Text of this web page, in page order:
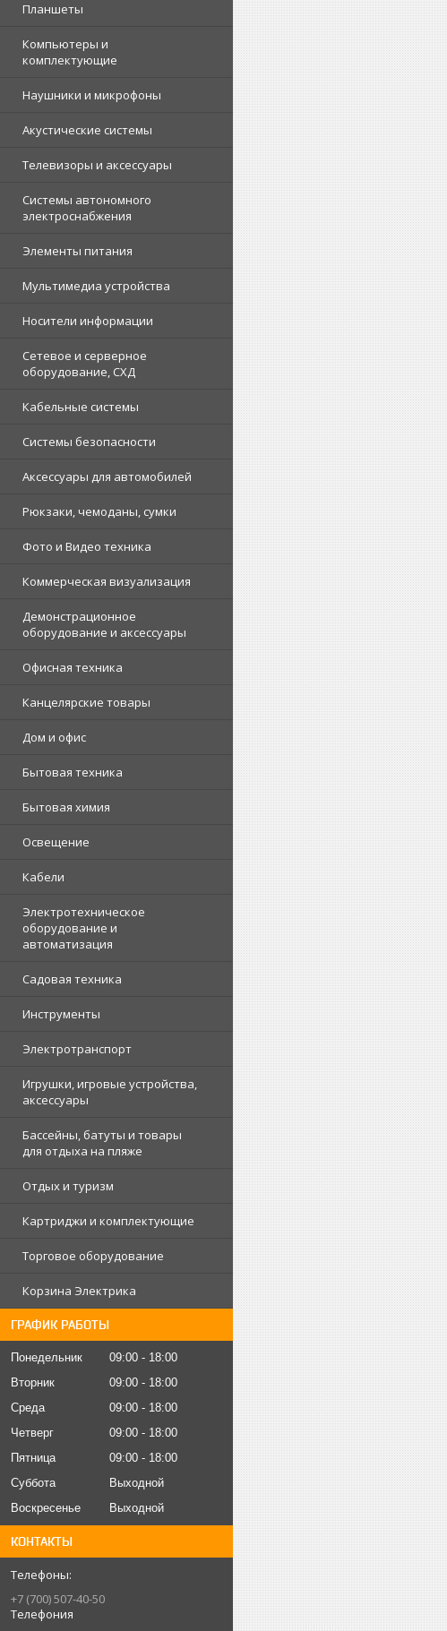
Планшеты
Компьютеры и
комплектующие
Наушники и микрофоны
Акустические системы
Телевизоры и аксессуары
Системы автономного
электроснабжения
Элементы питания
Мультимедиа устройства
Носители информации
Сетевое и серверное
оборудование, СХД
Кабельные системы
Системы безопасности
Аксессуары для автомобилей
Рюкзаки, чемоданы, сумки
Фото и Видео техника
Коммерческая визуализация
Демонстрационное
оборудование и аксессуары
Офисная техника
Канцелярские товары
Дом и офис
Бытовая техника
Бытовая химия
Освещение
Кабели
Электротехническое
оборудование и
автоматизация
Садовая техника
Инструменты
Электротранспорт
Игрушки, игровые устройства,
аксессуары
Бассейны, батуты и товары
для отдыха на пляже
Отдых и туризм
Картриджи и комплектующие
Торговое оборудование
Корзина Электрика
ГРАФИК РАБОТЫ
Понедельник 09:00
18:00
Вторник
09:00
18:00
Среда
09:00
18:00
Четверг
09:00
18:00
Пятница
09:00
18:00
Суббота
Выходной
Воскресенье
Выходной
КОНТАКТЫ
+7 (700) 507-40-50
Телефония